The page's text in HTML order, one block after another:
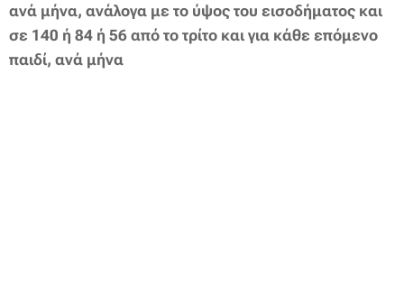
ανά μήνα, ανάλογα με το ύψος του εισοδήματος και
σε 140 ή 84 ή 56 από το τρίτο και για κάθε επόμενο
παιδί, ανά μήνα